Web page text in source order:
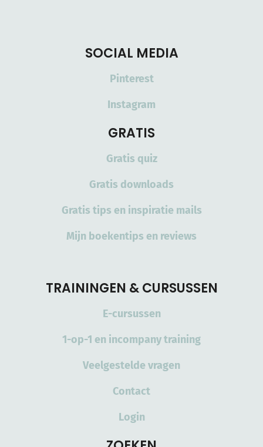
SOCIAL MEDIA
Pinterest
Instagram
GRATIS
Gratis quiz
Gratis downloads
Gratis tips en inspiratie mails
Mijn boekentips en reviews
TRAININGEN & CURSUSSEN
E-cursussen
1-op-1 en incompany training
Veelgestelde vragen
Contact
Login